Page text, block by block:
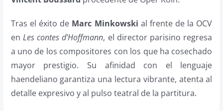
Tras el éxito de Marc Minkowski al frente de la OCV
en Les contes d’Hoffmann, el director parisino regresa
a uno de los compositores con los que ha cosechado
mayor prestigio. Su afinidad con el lenguaje
haendeliano garantiza una lectura vibrante, atenta al
detalle expresivo y al pulso teatral de la partitura.